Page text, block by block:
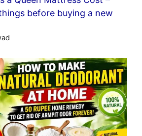
before buying a new